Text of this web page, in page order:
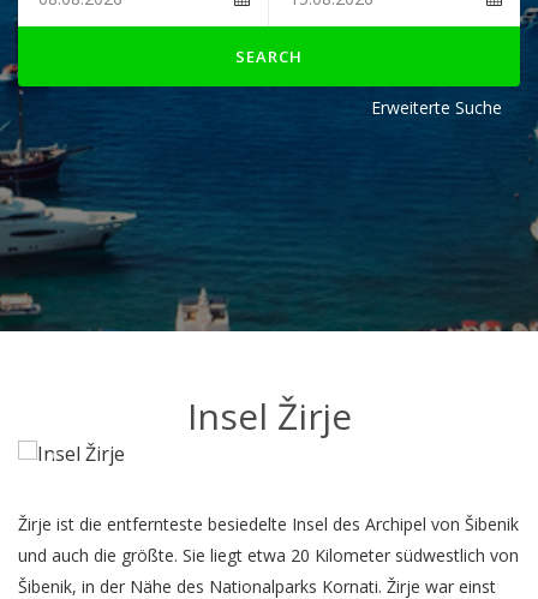
SEARCH
Erweiterte Suche
Insel Žirje
Žirje ist die entfernteste besiedelte Insel des Archipel von Šibenik
und auch die größte. Sie liegt etwa 20 Kilometer südwestlich von
Šibenik, in der Nähe des Nationalparks Kornati. Žirje war einst